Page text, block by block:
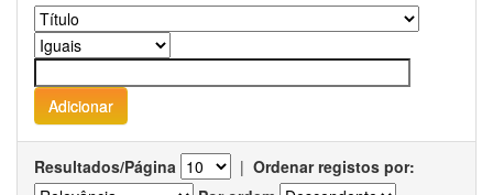
Resultados/Página | Ordenar registos por: